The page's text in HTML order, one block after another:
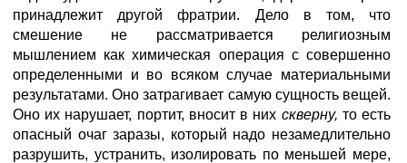
принадлежит другой фратрии. Дело в том, что
смешение не рассматривается религиозным
мышлением как химическая операция с совершенно
определенными и во всяком случае материальными
результатами. Оно затрагивает самую сущность вещей.
Оно их нарушает, портит, вносит в них скверну, то есть
опасный очаг заразы, который надо незамедлительно
разрушить, устранить, изолировать по меньшей мере,